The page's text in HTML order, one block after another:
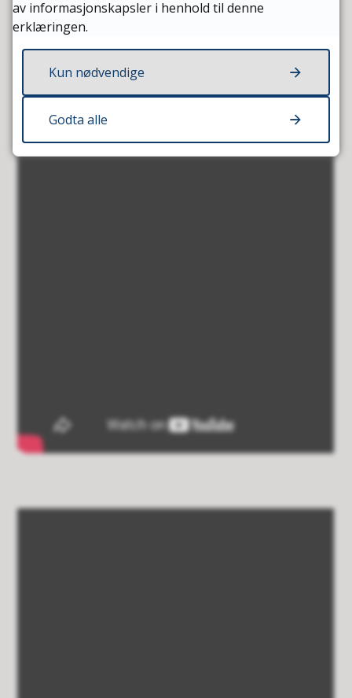
av informasjonskapsler i henhold til denne
erklæringen.
Kun nødvendige
Godta alle